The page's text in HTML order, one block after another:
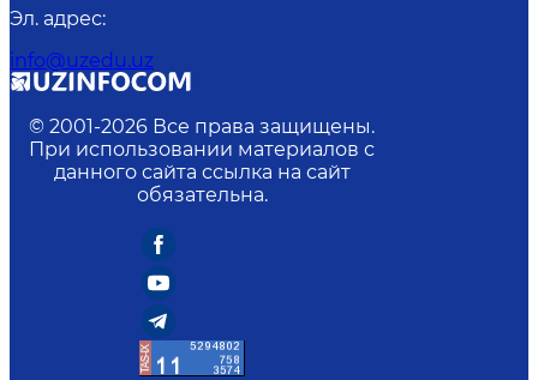
Эл. адрес:
info@uzedu.uz
© 2001-2026 Все права защищены.
При использовании материалов с
данного сайта ссылка на сайт
обязательна.